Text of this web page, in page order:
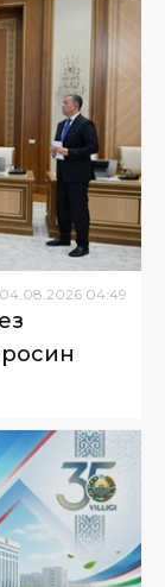
04.08.2026 04:49